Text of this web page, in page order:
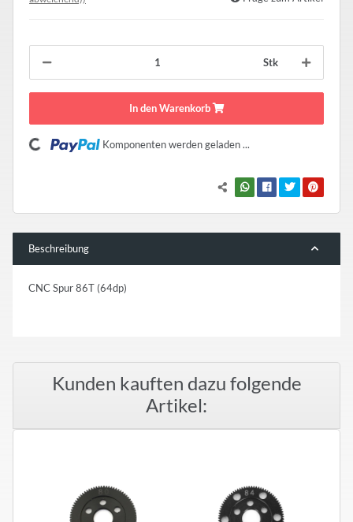
Stk
In den Warenkorb
Loading... Komponenten werden geladen ...
Beschreibung
CNC Spur 86T (64dp)
Kunden kauften dazu folgende
Artikel: